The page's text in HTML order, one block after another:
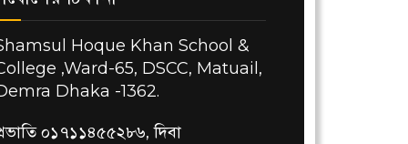
Hoque Khan School &
,Ward-65, DSCC, Matuail,
Dhaka -1362.
০১৭১১৪৫৫২৮৬, দিবা